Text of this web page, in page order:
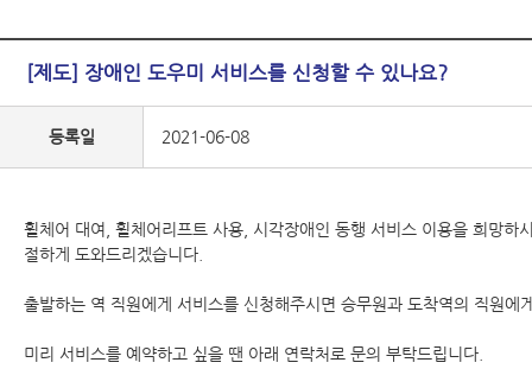
[제도] 장애인 도우미 서비스를 신청할 수 있나요?
등록일 2021-06-08
휠체어 대여, 휠체어리프트 사용, 시각장애인 동행 서비스 이용을 희망
절하게 도와드리겠습니다.
출발하는 역 직원에게 서비스를 신청해주시면 승무원과 도착역의 직원에
미리 서비스를 예약하고 싶을 땐 아래 연락처로 문의 부탁드립니다.